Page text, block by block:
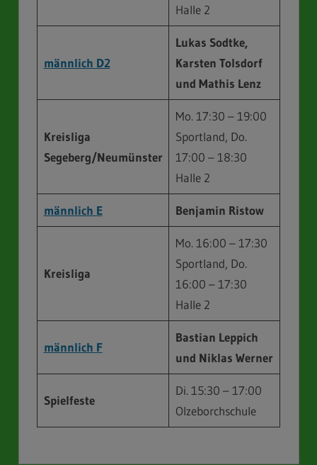
Halle 2
männlich D2
Lukas Sodtke,
Karsten Tolsdorf
und Mathis Lenz
Kreisliga
Segeberg/Neumünster
Mo. 17:30 – 19:00
Sportland, Do.
17:00 – 18:30
Halle 2
männlich E Benjamin Ristow
Kreisliga
Mo. 16:00 – 17:30
Sportland, Do.
16:00 – 17:30
Halle 2
männlich F
Bastian Leppich
und Niklas Werner
Spielfeste
Di. 15:30 – 17:00
Olzeborchschule